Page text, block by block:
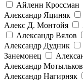
Айленн Кроссман
Алєксандр Яциняк
Алекс Д. Монтойя
Александр Вялов
Александр Дудник
Занемонец
Александр Мотыльков
Александр Нагирняк